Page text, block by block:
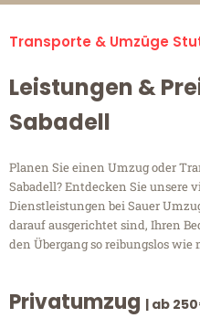
Transporte & Umzüge
Leistungen &
Sabadell
Planen Sie einen Umzug oder
Sabadell? Entdecken Sie
Dienstleistungen bei Sauer
darauf ausgerichtet sind, Ihren
den Übergang so reibungslos wie
Privatumzug | ab